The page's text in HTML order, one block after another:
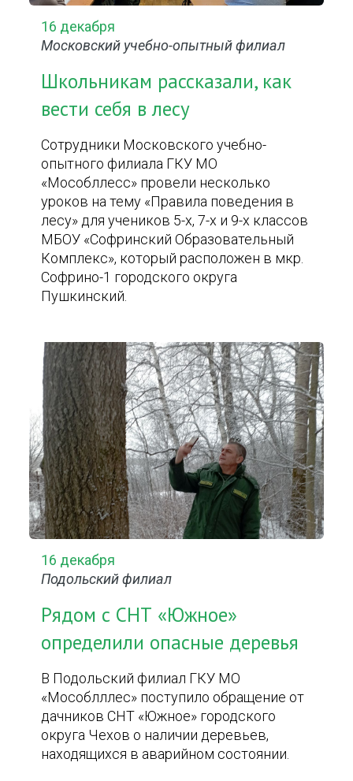
16 декабря
Московский учебно-опытный филиал
Школьникам рассказали, как
вести себя в лесу
Сотрудники Московского учебно-
опытного филиала ГКУ МО
«Мособллесс» провели несколько
уроков на тему «Правила поведения в
лесу» для учеников 5-х, 7-х и 9-х классов
МБОУ «Софринский Образовательный
Комплекс», который расположен в мкр.
Софрино-1 городского округа
Пушкинский.
16 декабря
Подольский филиал
Рядом с СНТ «Южное»
определили опасные деревья
В Подольский филиал ГКУ МО
«Мособлллес» поступило обращение от
дачников СНТ «Южное» городского
округа Чехов о наличии деревьев,
находящихся в аварийном состоянии.